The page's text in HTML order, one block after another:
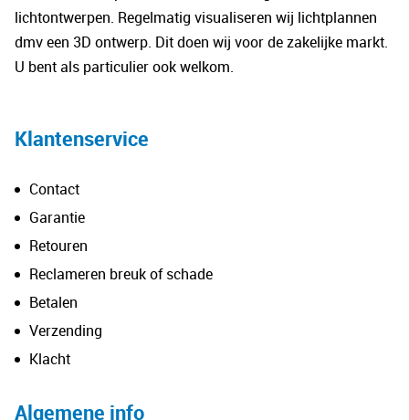
gekozen
worden
op
lichtontwerpen. Regelmatig visualiseren wij lichtplannen
dmv een 3D ontwerp. Dit doen wij voor de zakelijke markt.
U bent als particulier ook welkom.
Klantenservice
Contact
Garantie
Retouren
Reclameren breuk of schade
Betalen
Verzending
Klacht
Algemene info